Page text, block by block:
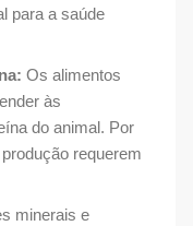
para a saúde
Os alimentos
às
do animal. Por
requerem
minerais e